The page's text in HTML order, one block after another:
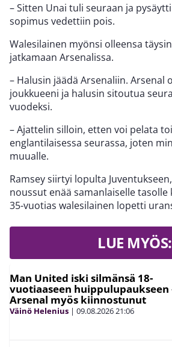
– Sitten Unai tuli seuraan ja
sopimus vedettiin pois.
Walesilainen myönsi olleensa
jatkamaan Arsenalissa.
– Halusin jäädä Arsenaliin. Arsenal
joukkueeni ja halusin sitoutua
vuodeksi.
– Ajattelin silloin, etten voi pelata
englantilaisessa seurassa, joten
muualle.
Ramsey siirtyi lopulta
noussut enää samanlaiselle tasolle
35-vuotias walesilainen lopetti
LUE MYÖS:
Man United iski silmänsä 18-
vuotiaaseen huippulupaukseen
Arsenal myös kiinnostunut
Väinö Helenius | 09.08.202621:06